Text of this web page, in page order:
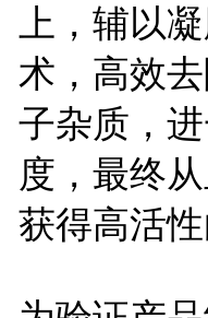
上，辅以
术，高效
子杂质，
度，最终
获得高活性